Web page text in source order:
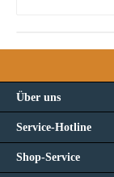
Über uns
Service-Hotline
Shop-Service